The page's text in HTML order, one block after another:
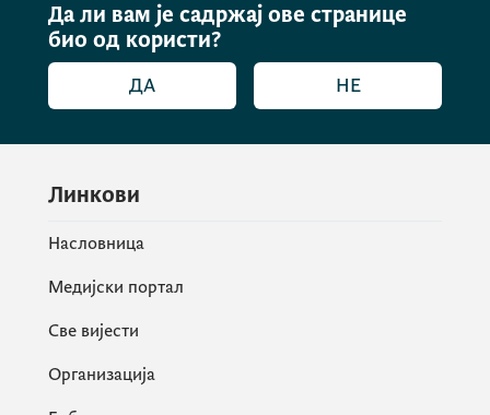
Да ли вам је садржај ове странице
био од користи?
ДА НЕ
Линкови
Насловница
Медијски портал
Све вијести
Организација